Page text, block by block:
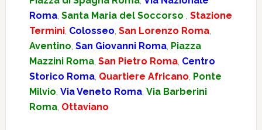
Roma, Santa Maria del Soccorso , Stazione
Termini, Colosseo, San Lorenzo Roma,
Aventino, San Giovanni Roma, Piazza
Mazzini Roma, San Pietro Roma, Centro
Storico Roma, Quartiere Africano, Ponte
Milvio, Via Veneto Roma, Via Barberini
Roma, Ottaviano